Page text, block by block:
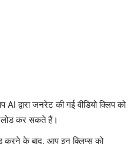
AI द्वारा जनरेट की गई वीडियो क्लिप को
कर सकते हैं।
करने के बाद, आप इन क्लिप्स को